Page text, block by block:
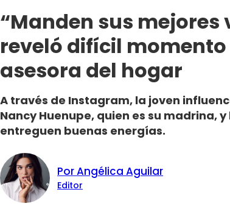
“Manden sus mejores
reveló difícil
asesora del hogar
A través de Instagram, la joven
Nancy Huenupe, quien es su madrina,
entreguen buenas energías.
Por Angélica Aguilar
Editor